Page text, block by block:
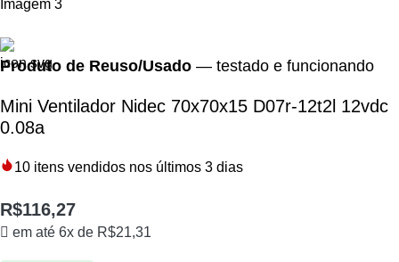
Produto de Reuso/Usado — testado e funcionando
Mini Ventilador Nidec 70x70x15 D07r-12t2l 12vdc
0.08a
10 itens vendidos nos últimos 3 dias
R$116,27
em até 6x de R$21,31